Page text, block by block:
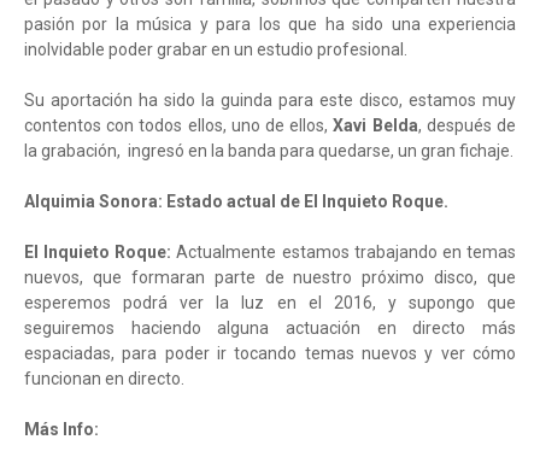
pasión por la música y para los que ha sido una experiencia
inolvidable poder grabar en un estudio profesional.
Su aportación ha sido la guinda para este disco, estamos muy
contentos con todos ellos, uno de ellos,Xavi Belda, después de
la grabación, ingresó en la banda para quedarse, un gran fichaje.
Alquimia Sonora: Estado actual de El Inquieto Roque.
El Inquieto Roque:Actualmente estamos trabajando en temas
nuevos, que formaran parte de nuestro próximo disco, que
esperemos podrá ver la luz en el 2016, y supongo que
seguiremos haciendo alguna actuación en directo más
espaciadas, para poder ir tocando temas nuevos y ver cómo
funcionan en directo.
Más Info: